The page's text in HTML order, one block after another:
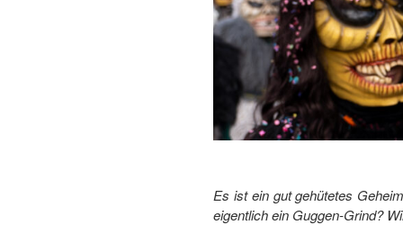
Es ist ein gut gehütetes
eigentlich ein Guggen-Grind?